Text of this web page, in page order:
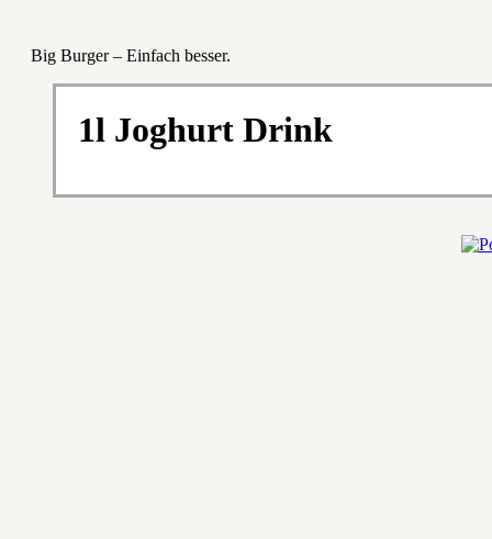
Big Burger – Einfach besser.
1l Joghurt Drink